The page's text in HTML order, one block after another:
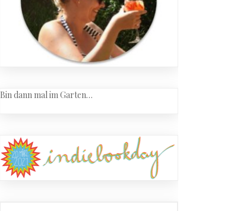
Bin dann mal im Garten…